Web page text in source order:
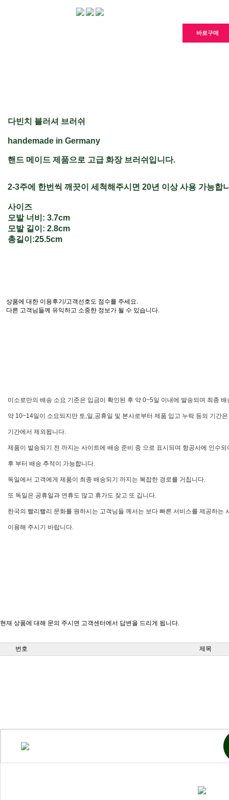
바로구매
다빈치 블러셔 브러쉬
handemade in Germany
핸드 메이드 제품으로 고급 화장 브러쉬입니다.
2-3주에 한번씩 깨끗이 세척해주시면 20년 이상 사용 가능합
사이즈
모발 너비: 3.7cm
모발 길이: 2.8cm
총길이:25.5cm
상품에 대한 이용후기/고객선호도 점수를 주세요.
다른 고객님들께 유익하고 소중한 정보가 될 수 있습니다.
미소로만의 배송 소요 기준은 입금이 확인된 후 약 0~5일 이내에 발송되며 최종 배
약 10~14일이 소요되지만 토,일 ,공휴일 및 본사로부터 제품 입고 누락 등의 기간은
기간에서 제외됩니다.
제품이 발송되기 전 까지는 사이트에 배송 준비 중 으로 표시되며 항공사에 인수되
후 부터 배송 추적이 가능합니다.
독일에서 고객에게 제품이 최종 배송되기 까지는 복잡한 경로를 거칩니다.
또 독일은 공휴일과 연휴도 많고 휴가도 잦고 또 깁니다.
한국의 빨리빨리 문화를 원하시는 고객님들 께서는 보다 빠른 서비스를 제공하는
이용해 주시기 바랍니다.
현재 상품에 대해 문의 주시면 고객센터에서 답변을 드리게 됩니다.
번호 제목